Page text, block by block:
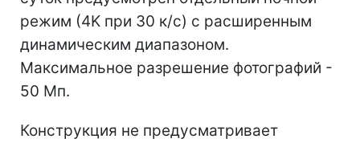
режим (4K при 30 к/с) с расширенным
динамическим диапазоном.
Максимальное разрешение фотографий -
50 Мп.
Конструкция не предусматривает